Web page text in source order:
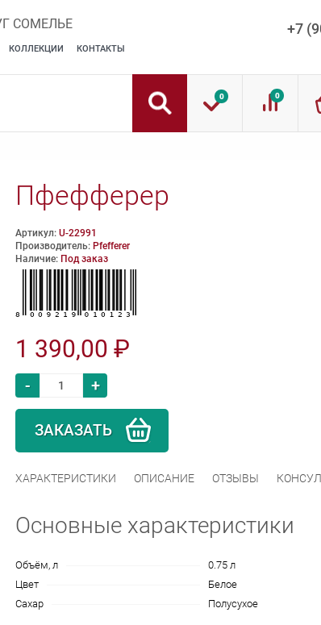
СОМЕЛЬЕ
КОЛЛЕКЦИИ КОНТАКТЫ
+7
0 0
Пфефферер
Артикул: U-22991
Производитель: Pfefferer
Наличие: Под заказ
1 390,00 ₽
- +
ЗАКАЗАТЬ
ХАРАКТЕРИСТИКИ ОПИСАНИЕ ОТЗЫВЫ
Основные характеристики
Объём, л
0.75 л
Цвет
Белое
Сахар
Полусухое